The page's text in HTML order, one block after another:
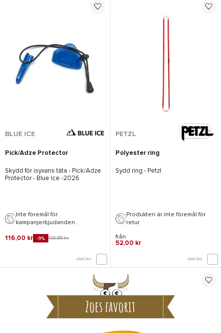
BLUE ICE
Pick/Adze Protector
Skydd för isyxans täta - Pick/Adze
Protector - Blue Ice -2026
Inte föremål för
kampanjerbjudanden.
116,00 kr -9% 126,85 kr
JÄMFÖRA
PETZL
Polyester ring
Sydd ring - Petzl
Produkten är inte föremål för
retur
från
52,00 kr
JÄMFÖRA
Zoes favorit